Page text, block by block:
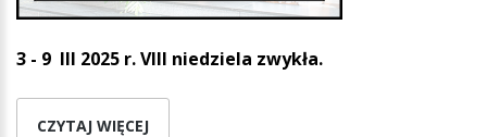
3 - 9 III 2025 r.VIII niedziela zwykła.
CZYTAJ WIĘCEJ